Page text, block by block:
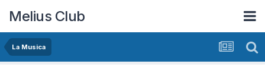
Melius Club
La Musica